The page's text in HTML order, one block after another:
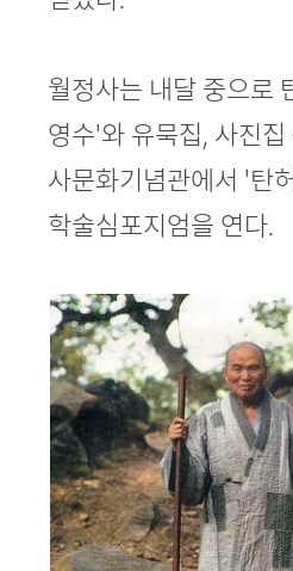
월정사는 내달 중으로
영수'와 유묵집, 사진
사문화기념관에서 '탄
학술심포지엄을 연다.